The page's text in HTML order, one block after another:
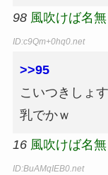
98 風吹けば名無
ID:c9Qm+0hq0.net
>>95
こいつきしょ
乳でかｗ
16 風吹けば名無
ID:BuAMqIEB0.net